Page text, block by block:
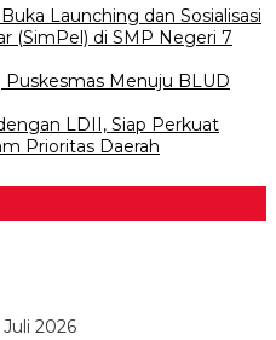
Launching dan Sosialisasi
(SimPel) di SMP Negeri 7
Menuju BLUD
LDII, Siap Perkuat
Prioritas Daerah
Juli 2026